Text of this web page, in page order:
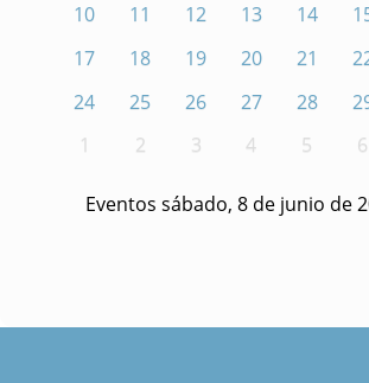
10
11 12 13 14
17
18 19 20 21
24
25 26 27 28
1
2 3 4 5 6
Eventos sábado, 8 de junio de